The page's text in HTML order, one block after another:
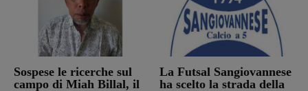
Sospese le ricerche sul
campo di Miah Billal, il
La Futsal Sangiovannese
ha scelto la strada della